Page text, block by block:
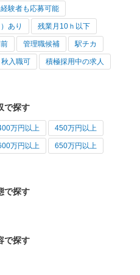
験者も応募可能
あり 残業月10ｈ以下
管理職候補 駅チカ
秋入職可 積極採用中の求人
で探す
万円以上 450万円以上
万円以上 650万円以上
で探す
で探す